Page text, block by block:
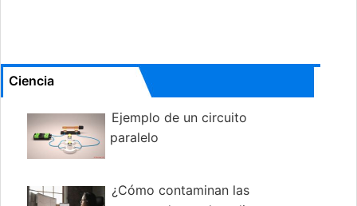
Ciencia
Ejemplo de un circuito
paralelo
¿Cómo contaminan las